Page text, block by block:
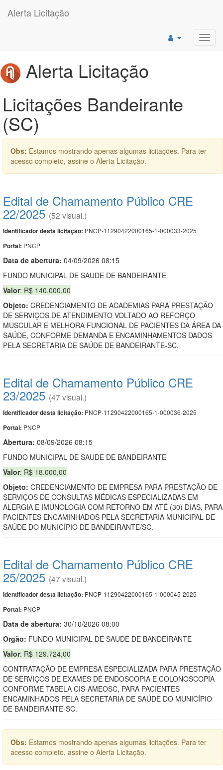
Alerta Licitação
Alerta Licitação
Licitações Bandeirante
(SC)
Obs: Estamos mostrando apenas algumas licitações. Para ter
acesso completo, assine o Alerta Licitação.
Edital de Chamamento Público CRE
22/2025 (52 visual.)
Identificador desta licitação: PNCP-11290422000165-1-000033-2025
Portal: PNCP
Data de abertura: 04/09/2026 08:15
FUNDO MUNICIPAL DE SAUDE DE BANDEIRANTE
Valor: R$ 140.000,00
Objeto: CREDENCIAMENTO DE ACADEMIAS PARA PRESTAÇÃO
DE SERVIÇOS DE ATENDIMENTO VOLTADO AO REFORÇO
MUSCULAR E MELHORA FUNCIONAL DE PACIENTES DA ÁREA DA
SAÚDE, CONFORME DEMANDA E ENCAMINHAMENTOS DADOS
PELA SECRETARIA DE SAÚDE DE BANDEIRANTE-SC.
Edital de Chamamento Público CRE
23/2025 (47 visual.)
Identificador desta licitação: PNCP-11290422000165-1-000036-2025
Portal: PNCP
Abertura: 08/09/2026 08:15
FUNDO MUNICIPAL DE SAUDE DE BANDEIRANTE
Valor: R$ 18.000,00
Objeto: CREDENCIAMENTO DE EMPRESA PARA PRESTAÇÃO DE
SERVIÇOS DE CONSULTAS MÉDICAS ESPECIALIZADAS EM
ALERGIA E IMUNOLOGIA COM RETORNO EM ATÉ (30) DIAS, PARA
PACIENTES ENCAMINHADOS PELA SECRETARIA MUNICIPAL DE
SAÚDE DO MUNICÍPIO DE BANDEIRANTE/SC.
Edital de Chamamento Público CRE
25/2025 (47 visual.)
Identificador desta licitação: PNCP-11290422000165-1-000045-2025
Portal: PNCP
Data de abertura: 30/10/2026 08:00
Orgão: FUNDO MUNICIPAL DE SAUDE DE BANDEIRANTE
Valor: R$ 129.724,00
CONTRATAÇÃO DE EMPRESA ESPECIALIZADA PARA PRESTAÇÃO
DE SERVIÇOS DE EXAMES DE ENDOSCOPIA E COLONOSCOPIA
CONFORME TABELA CIS-AMEOSC, PARA PACIENTES
ENCAMINHADOS PELA SECRETARIA DE SAÚDE DO MUNICÍPIO
DE BANDEIRANTE-SC.
Obs: Estamos mostrando apenas algumas licitações. Para ter
acesso completo, assine o Alerta Licitação.